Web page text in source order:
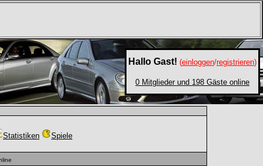
Hallo Gast! (einloggen/registrieren)
0 Mitglieder und 198 Gäste online
Statistiken Spiele